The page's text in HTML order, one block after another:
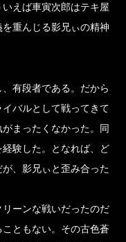
えば車寅次郎はテキ屋
重んじる影兄ぃの精神
有段者である。だから
バルとして戦ってきて
まったくなかった。同
験した。となれば、ど
、影兄ぃと歪み合った
ーンな戦いだったのだ
ともない。その古色蒼